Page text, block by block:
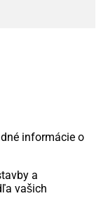
informácie o
a
vašich